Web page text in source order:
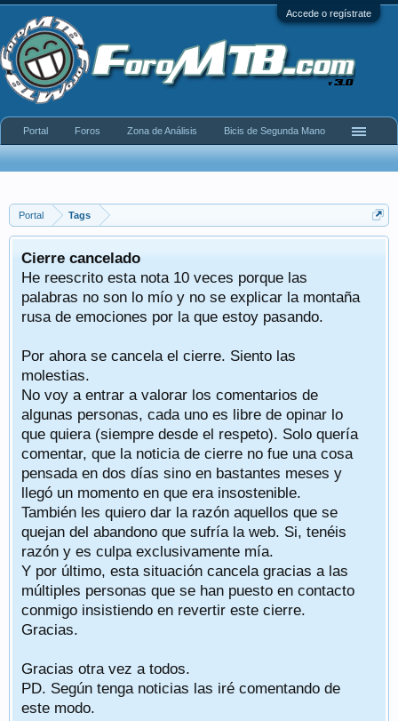
Accede o regístrate
Portal Tags
Cierre cancelado
He reescrito esta nota 10 veces porque las
palabras no son lo mío y no se explicar la montaña
rusa de emociones por la que estoy pasando.
Por ahora se cancela el cierre. Siento las
molestias.
No voy a entrar a valorar los comentarios de
algunas personas, cada uno es libre de opinar lo
que quiera (siempre desde el respeto). Solo quería
comentar, que la noticia de cierre no fue una cosa
pensada en dos días sino en bastantes meses y
llegó un momento en que era insostenible.
También les quiero dar la razón aquellos que se
quejan del abandono que sufría la web. Si, tenéis
razón y es culpa exclusivamente mía.
Y por último, esta situación cancela gracias a las
múltiples personas que se han puesto en contacto
conmigo insistiendo en revertir este cierre.
Gracias.
Gracias otra vez a todos.
PD. Según tenga noticias las iré comentando de
este modo.
Portal Foros Zona de Análisis Bicis de Segunda Mano